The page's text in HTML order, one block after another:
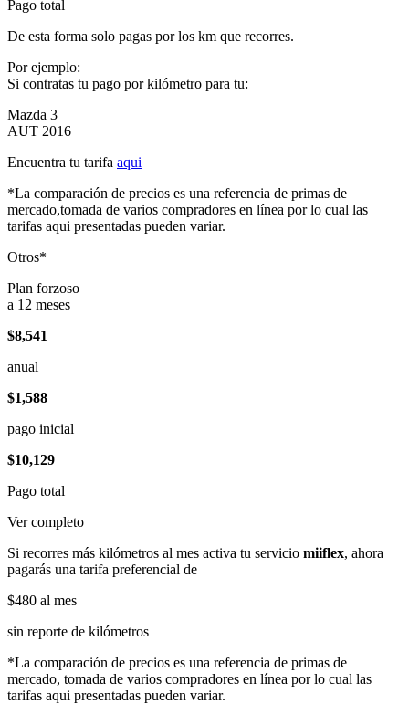
Pago total
De esta forma solo pagas por los km que recorres.
Por ejemplo:
Si contratas tu pago por kilómetro para tu:
Mazda 3
AUT 2016
Encuentra tu tarifa aqui
*La comparación de precios es una referencia de primas de
mercado,tomada de varios compradores en línea por lo cual las
tarifas aqui presentadas pueden variar.
Otros*
Plan forzoso
a 12 meses
$8,541
anual
$1,588
pago inicial
$10,129
Pago total
Ver completo
Si recorres más kilómetros al mes activa tu servicio miiflex, ahora
pagarás una tarifa preferencial de
$480 al mes
sin reporte de kilómetros
*La comparación de precios es una referencia de primas de
mercado, tomada de varios compradores en línea por lo cual las
tarifas aqui presentadas pueden variar.